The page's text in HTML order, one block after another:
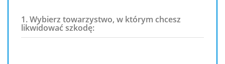
1. Wybierz towarzystwo, w którym chcesz
likwidować szkodę: